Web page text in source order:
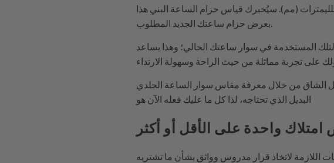
(مم). سيُخبرك قياس حزام الساعة البني هذا
المستخدمة في سوار ساعتك الحالي؛ وهذا يساعد
الشاق من خلال معرفة مقاس سوار الساعة الجلدي
البديل الذي تحتاجه، لذا كل ما عليك فعله الآن هو
واحدة على الأقل أو أكثر